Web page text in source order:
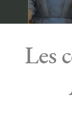
Les